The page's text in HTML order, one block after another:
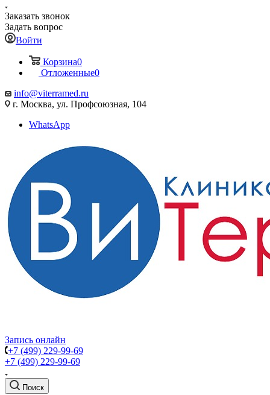
Заказать звонок
Задать вопрос
Войти
Корзина0
Отложенные0
info@viterramed.ru
г. Москва, ул. Профсоюзная, 104
WhatsApp
Запись онлайн
+7 (499) 229-99-69
+7 (499) 229-99-69
Поиск